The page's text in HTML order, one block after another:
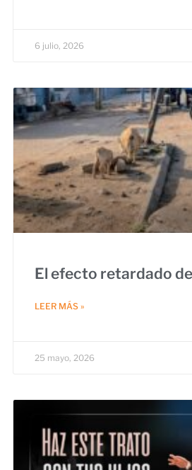
6 julio, 2026
El efecto retardado
LEER MÁS »
25 mayo, 2026